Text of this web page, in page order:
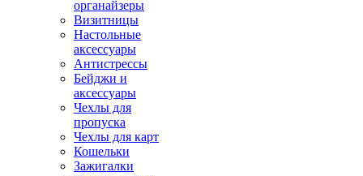
органайзеры
Визитницы
Настольные
аксессуары
Антистрессы
Бейджи и
аксессуары
Чехлы для
пропуска
Чехлы для карт
Кошельки
Зажигалки